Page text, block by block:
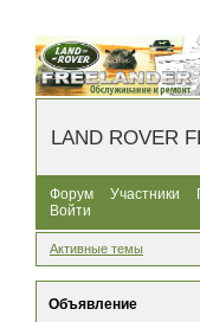
LAND ROVER
Форум Участники
Войти
Активные темы
Объявление